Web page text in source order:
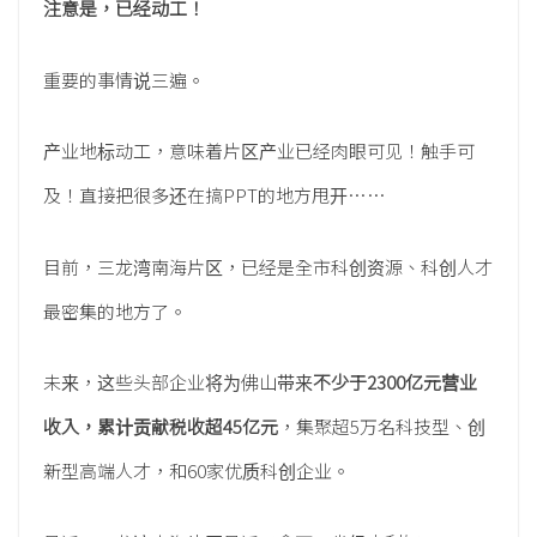
注意是，已经动工！
重要的事情说三遍。
产业地标动工，意味着片区产业已经肉眼可见！触手可
及！直接把很多还在搞PPT的地方甩开……
目前，三龙湾南海片区，已经是全市科创资源、科创人才
最密集的地方了。
未来，这些头部企业将为佛山带来不少于2300亿元营业
收入，累计贡献税收超45亿元 ，集聚超5万名科技型、创
新型高端人才，和60家优质科创企业。